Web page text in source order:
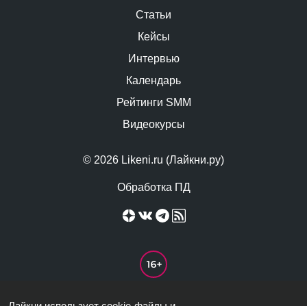
© 2026 Likeni.ru (Лайкни.ру)
Обработка ПД
Статьи
Кейсы
Интервью
Календарь
Рейтинги SMM
Видеокурсы